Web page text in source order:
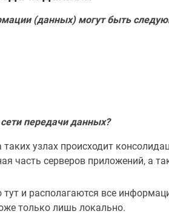
(данных) могут быть
передачи данных?
таких узлах происходит
часть серверов приложений, а
тут и располагаются все
только лишь локально.